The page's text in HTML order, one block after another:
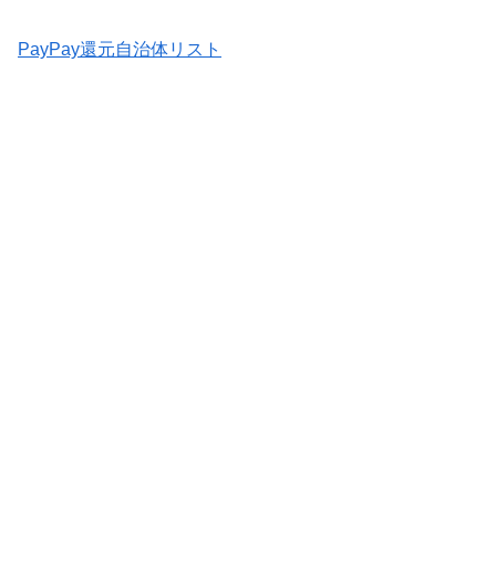
PayPay還元自治体リスト